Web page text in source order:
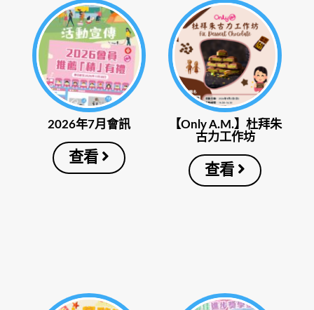
2026年7月會訊
查看
【Only A.M.】杜拜朱
古力工作坊
查看